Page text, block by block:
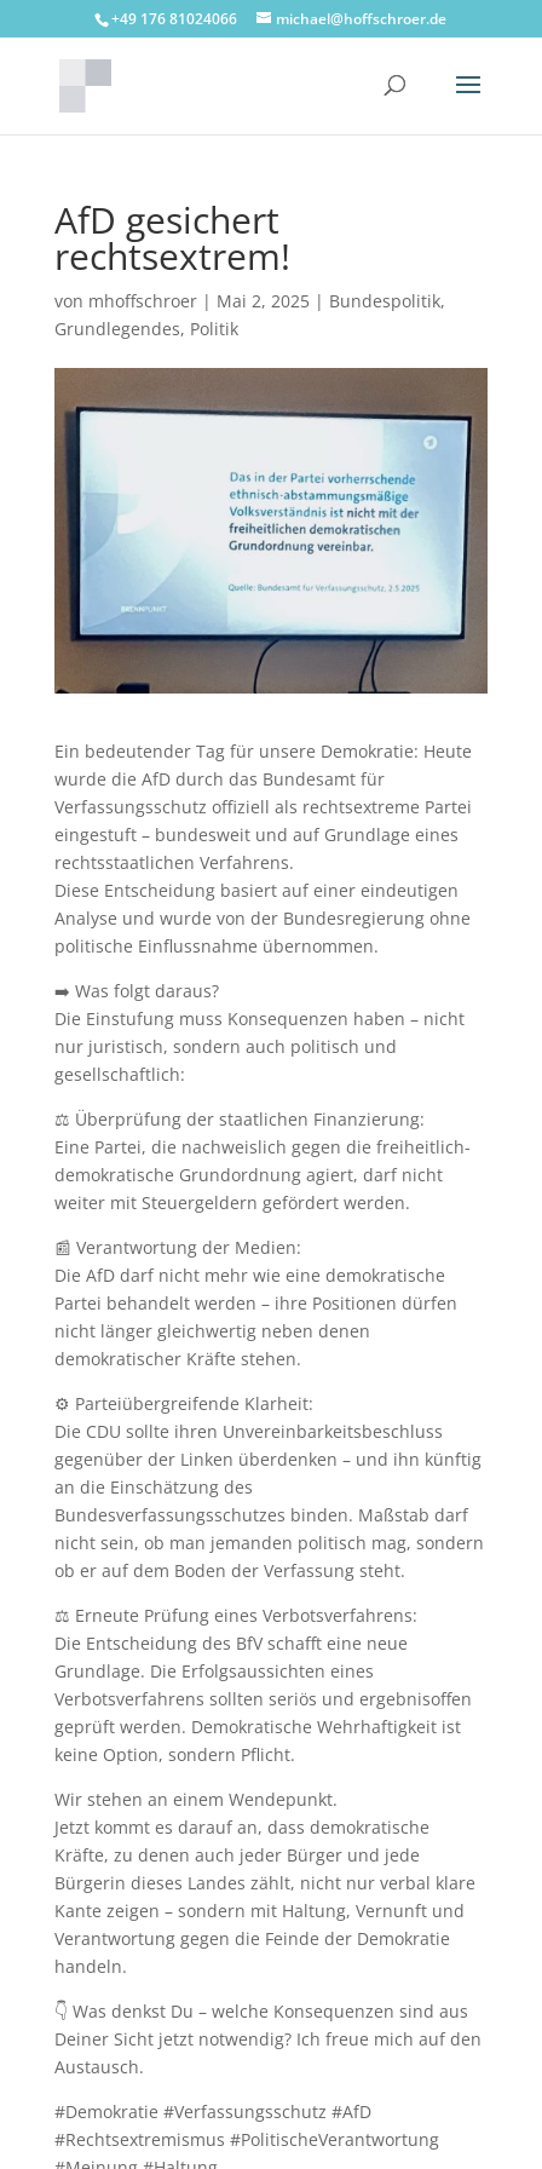
+49 176 81024066 michael@hoffschroer.de
AfD gesichert
rechtsextrem!
von mhoffschroer| Mai 2, 2025| Bundespolitik,
Grundlegendes, Politik
Ein bedeutender Tag für unsere Demokratie: Heute
wurde die AfD durch das Bundesamt für
Verfassungsschutz offiziell als rechtsextreme Partei
eingestuft – bundesweit und auf Grundlage eines
rechtsstaatlichen Verfahrens.
Diese Entscheidung basiert auf einer eindeutigen
Analyse und wurde von der Bundesregierung ohne
politische Einflussnahme übernommen.
➡️ Was folgt daraus?
Die Einstufung muss Konsequenzen haben – nicht
nur juristisch, sondern auch politisch und
gesellschaftlich:
⚖️ Überprüfung der staatlichen Finanzierung:
Eine Partei, die nachweislich gegen die freiheitlich-
demokratische Grundordnung agiert, darf nicht
weiter mit Steuergeldern gefördert werden.
📰 Verantwortung der Medien:
Die AfD darf nicht mehr wie eine demokratische
Partei behandelt werden – ihre Positionen dürfen
nicht länger gleichwertig neben denen
demokratischer Kräfte stehen.
⚙️ Parteiübergreifende Klarheit:
Die CDU sollte ihren Unvereinbarkeitsbeschluss
gegenüber der Linken überdenken – und ihn künftig
an die Einschätzung des
Bundesverfassungsschutzes binden. Maßstab darf
nicht sein, ob man jemanden politisch mag, sondern
ob er auf dem Boden der Verfassung steht.
⚖️ Erneute Prüfung eines Verbotsverfahrens:
Die Entscheidung des BfV schafft eine neue
Grundlage. Die Erfolgsaussichten eines
Verbotsverfahrens sollten seriös und ergebnisoffen
geprüft werden. Demokratische Wehrhaftigkeit ist
keine Option, sondern Pflicht.
Wir stehen an einem Wendepunkt.
Jetzt kommt es darauf an, dass demokratische
Kräfte, zu denen auch jeder Bürger und jede
Bürgerin dieses Landes zählt, nicht nur verbal klare
Kante zeigen – sondern mit Haltung, Vernunft und
Verantwortung gegen die Feinde der Demokratie
handeln.
👇 Was denkst Du – welche Konsequenzen sind aus
Deiner Sicht jetzt notwendig? Ich freue mich auf den
Austausch.
#Demokratie #Verfassungsschutz #AfD
#Rechtsextremismus #PolitischeVerantwortung